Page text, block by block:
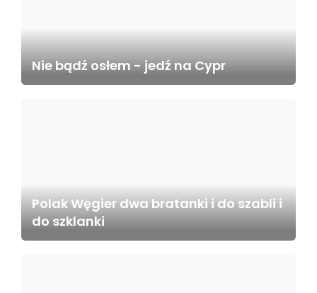
Nie bądź osłem - jedź na Cypr
Polak Węgier dwa bratanki i do szabli i
do szklanki